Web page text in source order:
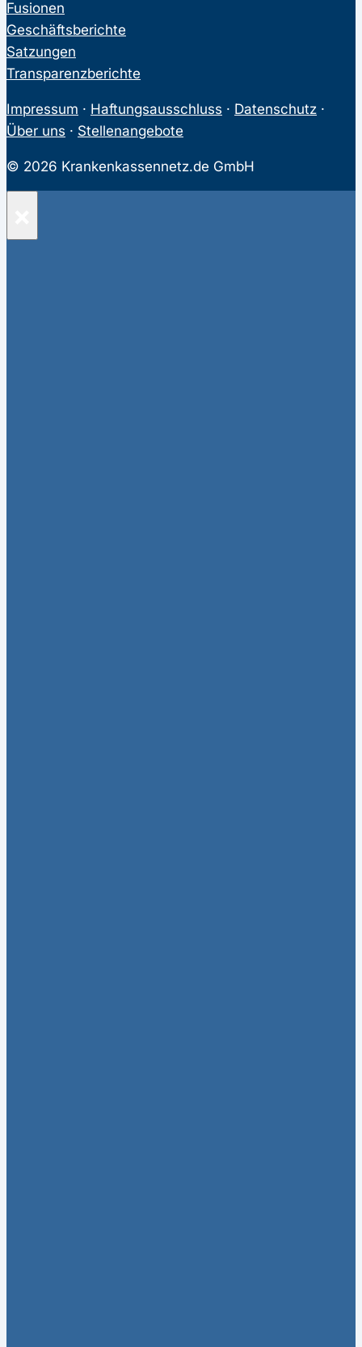
Fusionen
Geschäftsberichte
Satzungen
Transparenzberichte
Impressum · Haftungsausschluss · Datenschutz ·
Über uns · Stellenangebote
© 2026 Krankenkassennetz.de GmbH